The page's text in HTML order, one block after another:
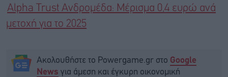
Alpha Trust Ανδρομέδα: Μέρισμα 0,4 ευρώ ανά
μετοχή για το 2025
Ακολουθήστε το Powergame.gr στο Google
News για άμεση και έγκυρη οικονομική